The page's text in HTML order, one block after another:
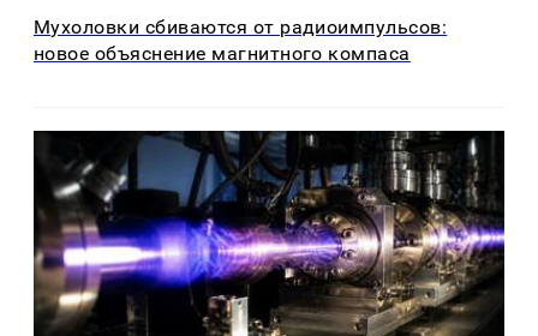
Мухоловки сбиваются от радиоимпульсов:
новое объяснение магнитного компаса